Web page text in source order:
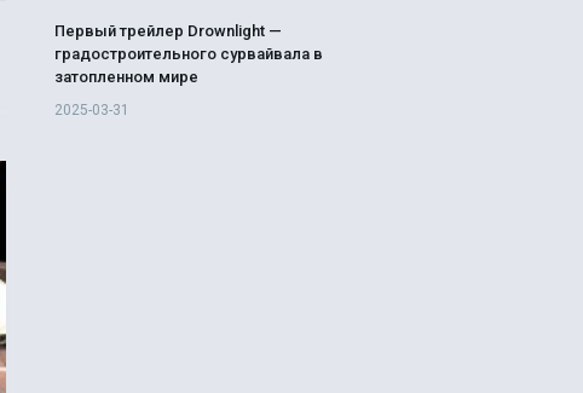
Первый трейлер Drownlight —
градостроительного сурвайвала в
затопленном мире
2025-03-31